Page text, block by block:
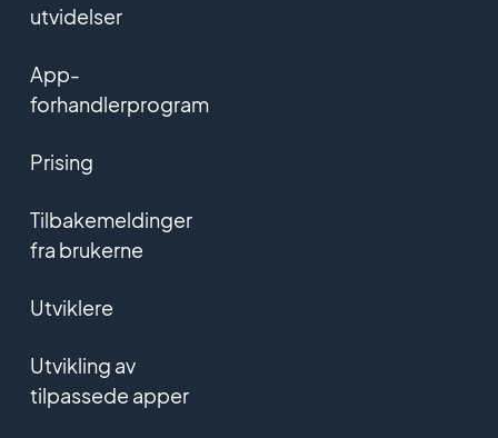
utvidelser
App-
forhandlerprogram
Prising
Tilbakemeldinger
fra brukerne
Utviklere
Utvikling av
tilpassede apper